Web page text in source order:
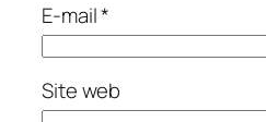
E-mail*
Site web